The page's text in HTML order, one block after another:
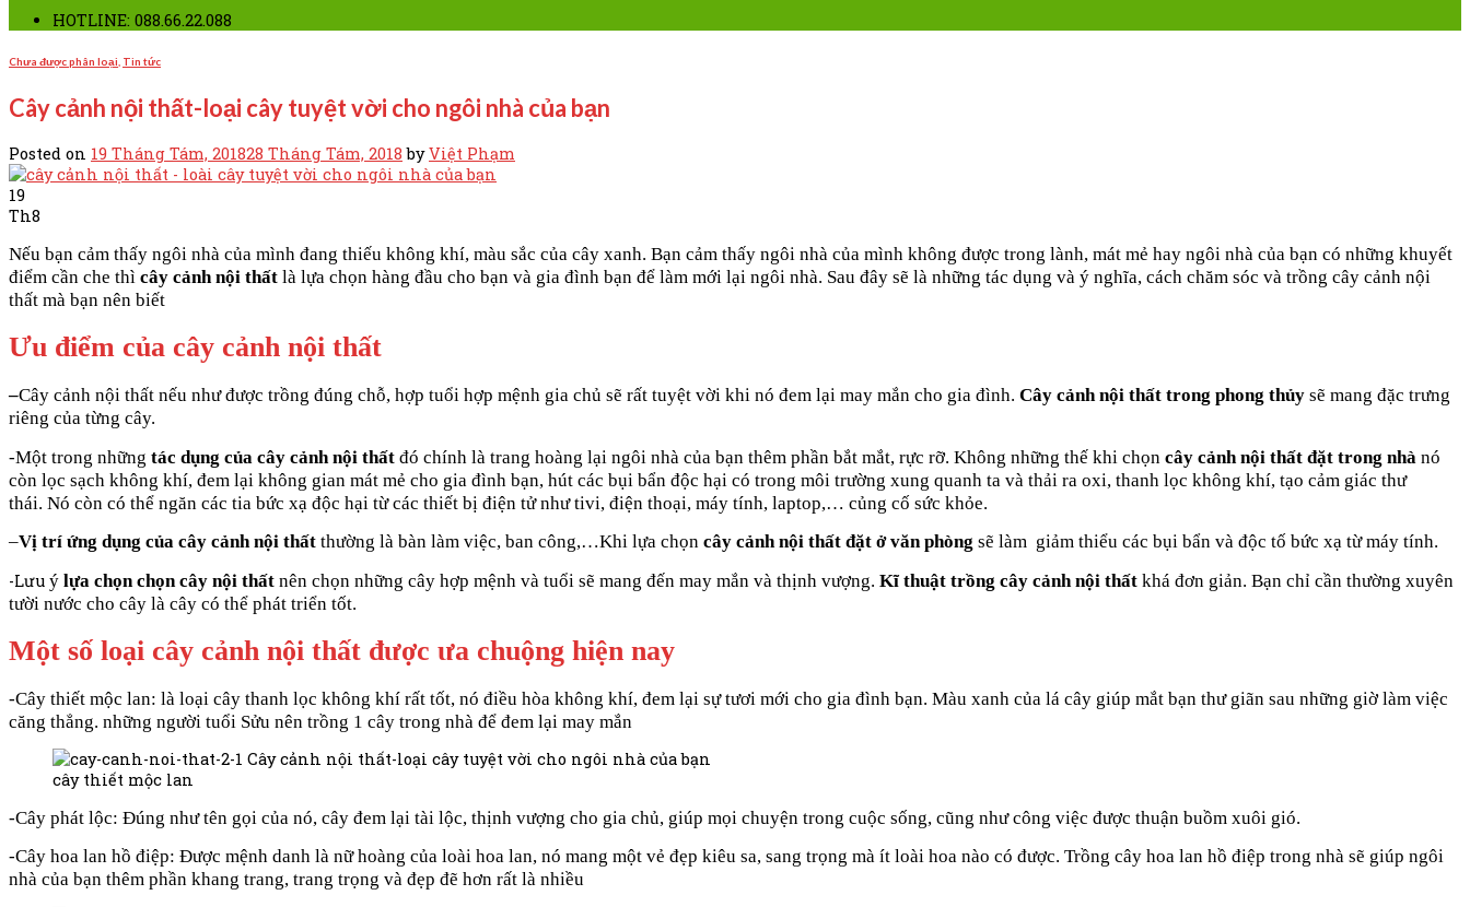
HOTLINE: 088.66.22.088
Chưa được phân loại Tin tức
Cây cảnh nội thất-loại cây tuyệt vời cho ngôi nhà của bạn
Posted on 19 Tháng Tám, 201828 Tháng Tám, 2018 byViệt Phạm
19
Th8
Nếu bạn cảm thấy ngôi nhà của mình đang thiếu không khí, màu sắc của cây xanh. Bạn cảm thấy ngôi nhà của mình không được trong lành, mát mẻ hay ngôi nhà của bạn có những khuyết
điểm cần che thì cây cảnh nội thất là lựa chọn hàng đầu cho bạn và gia đình bạn để làm mới lại ngôi nhà. Sau đây sẽ là những tác dụng và ý nghĩa, cách chăm sóc và trồng cây cảnh nội
thất mà bạn nên biết
Ưu điểm của cây cảnh nội thất
–Cây cảnh nội thất nếu như được trồng đúng chỗ, hợp tuổi hợp mệnh gia chủ sẽ rất tuyệt vời khi nó đem lại may mắn cho gia đình. Cây cảnh nội thất trong phong thủy sẽ mang đặc trưng
riêng của từng cây.
-Một trong những tác dụng của cây cảnh nội thất đó chính là trang hoàng lại ngôi nhà của bạn thêm phần bắt mắt, rực rỡ. Không những thế khi chọn cây cảnh nội thất đặt trong nhà nó
còn lọc sạch không khí, đem lại không gian mát mẻ cho gia đình bạn, hút các bụi bẩn độc hại có trong môi trường xung quanh ta và thải ra oxi, thanh lọc không khí, tạo cảm giác thư
thái. Nó còn có thể ngăn các tia bức xạ độc hại từ các thiết bị điện tử như tivi, điện thoại, máy tính, laptop,… củng cố sức khỏe.
–Vị trí ứng dụng của cây cảnh nội thất thường là bàn làm việc, ban công,…Khi lựa chọn cây cảnh nội thất đặt ở văn phòng sẽ làm giảm thiểu các bụi bẩn và độc tố bức xạ từ máy tính.
-Lưu ý lựa chọn chọn cây nội thất nên chọn những cây hợp mệnh và tuổi sẽ mang đến may mắn và thịnh vượng. Kĩ thuật trồng cây cảnh nội thất khá đơn giản. Bạn chỉ cần thường xuyên
tười nước cho cây là cây có thể phát triển tốt.
Một số loại cây cảnh nội thất được ưa chuộng hiện nay
-Cây thiết mộc lan: là loại cây thanh lọc không khí rất tốt, nó điều hòa không khí, đem lại sự tươi mới cho gia đình bạn. Màu xanh của lá cây giúp mắt bạn thư giãn sau những giờ làm việc
căng thẳng. những người tuổi Sửu nên trồng 1 cây trong nhà để đem lại may mắn
cây thiết mộc lan
-Cây phát lộc: Đúng như tên gọi của nó, cây đem lại tài lộc, thịnh vượng cho gia chủ, giúp mọi chuyện trong cuộc sống, cũng như công việc được thuận buồm xuôi gió.
-Cây hoa lan hồ điệp: Được mệnh danh là nữ hoàng của loài hoa lan, nó mang một vẻ đẹp kiêu sa, sang trọng mà ít loài hoa nào có được. Trồng cây hoa lan hồ điệp trong nhà sẽ giúp ngôi
nhà của bạn thêm phần khang trang, trang trọng và đẹp đẽ hơn rất là nhiều